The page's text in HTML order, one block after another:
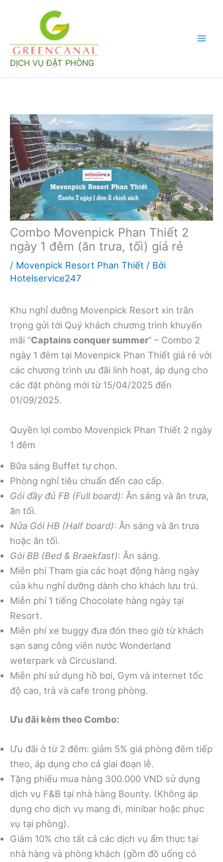
dung
DỊCH VỤ ĐẶT PHÒNG
Combo Movenpick Phan Thiết 2
ngày 1 đêm (ăn trưa, tối) giá rẻ
/ Movenpick Resort Phan Thiết / Bởi
Hotelservice247
Khu nghỉ dưỡng Movenpick Resort xin trân
trọng gửi tới Quý khách chương trình khuyến
mãi “Captains conquer summer” – Combo 2
ngày 1 đêm tại Movenpick Phan Thiết giá rẻ với
các chương trình ưu đãi linh hoạt, áp dụng cho
các đặt phòng mới từ 15/04/2025 đến
01/09/2025.
Quyền lợi combo Movenpick Phan Thiết 2 ngày
1 đêm
Bữa sáng Buffet tự chọn.
Phòng nghỉ tiêu chuẩn đến cao cấp.
Gói đầy đủ FB (Full board): Ăn sáng và ăn trưa,
ăn tối.
Nửa Gói HB (Half board): Ăn sáng và ăn trưa
hoặc ăn tối.
Gói BB (Bed & Braekfast): Ăn sáng.
Miễn phí Tham gia các hoạt động hàng ngày
của khu nghỉ dưỡng dành cho khách lưu trú.
Miễn phí 1 tiếng Chocolate hàng ngày tại
Resort.
Miễn phí xe buggy đưa đón theo giờ từ khách
sạn sang công viên nước Wonderland
weterpark và Circusland.
Miễn phí sử dụng hồ bơi, Gym và internet tốc
độ cao, trà và cafe trong phòng.
Ưu đãi kèm theo Combo:
Ưu đãi ở từ 2 đêm: giảm 5% giá phòng đêm tiếp
theo, áp dụng cho cả giai đoạn lễ.
Tặng phiếu mua hàng 300.000 VND sử dụng
dịch vụ F&B tại nhà hàng Bounty. (Không áp
dụng cho dịch vụ mang đi, minibar hoặc phục
vụ tại phòng).
Giảm 10% cho tất cả các dịch vụ ẩm thực tại
nhà hàng và phòng khách (gồm đồ uống có